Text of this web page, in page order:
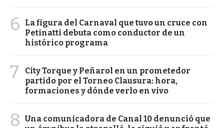
6
La figura del Carnaval que tuvo un cruce con
Petinatti debuta como conductor de un
histórico programa
7
City Torque y Peñarol en un prometedor
partido por el Torneo Clausura: hora,
formaciones y dónde verlo en vivo
8 Una comunicadora de Canal 10 denunció que